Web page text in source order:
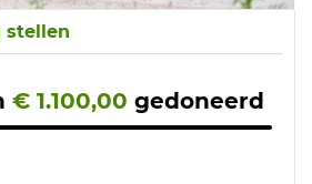
stellen
€ 1.100,00 gedoneerd